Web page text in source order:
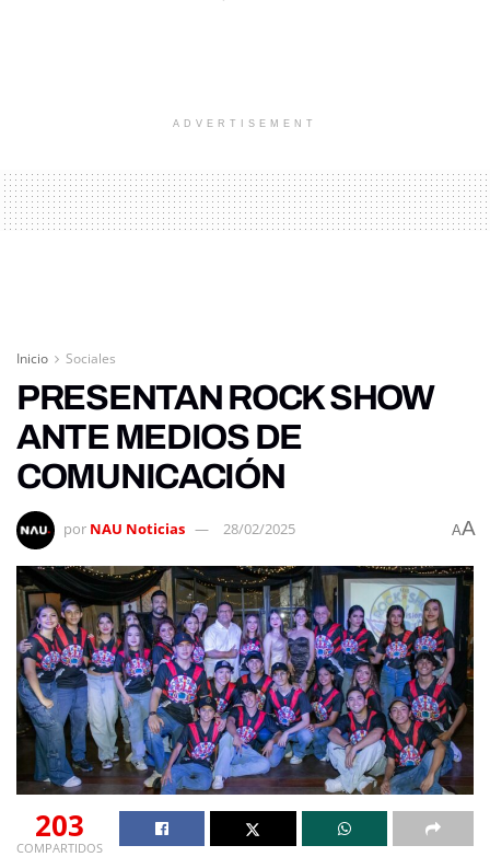
ADVERTISEMENT
Inicio Sociales
PRESENTAN ROCK SHOW
ANTE MEDIOS DE
COMUNICACIÓN
por NAU Noticias 28/02/2025 AA
203
COMPARTIDOS